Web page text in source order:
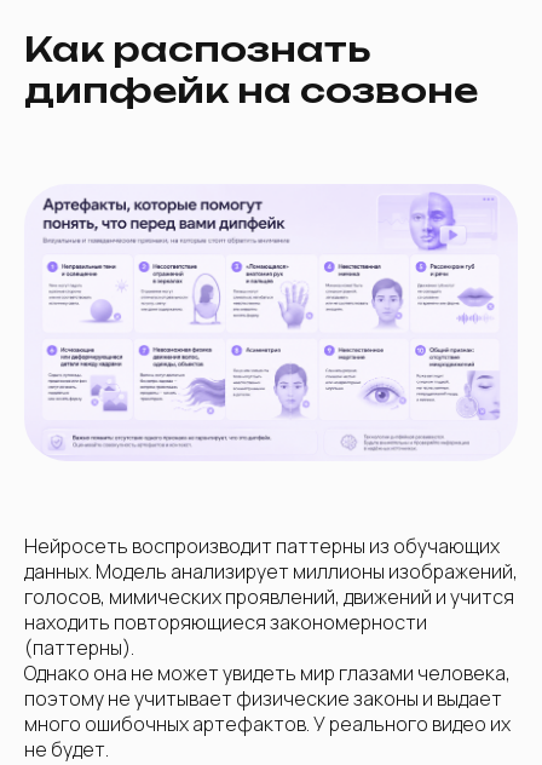
Как распознать
дипфейк на созвоне
Нейросеть воспроизводит паттерны из обучающих
данных. Модель анализирует миллионы изображений,
голосов, мимических проявлений, движений и учится
находить повторяющиеся закономерности
(паттерны).
Однако она не может увидеть мир глазами человека,
поэтому не учитывает физические законы и выдает
много ошибочных артефактов. У реального видео их
не будет.